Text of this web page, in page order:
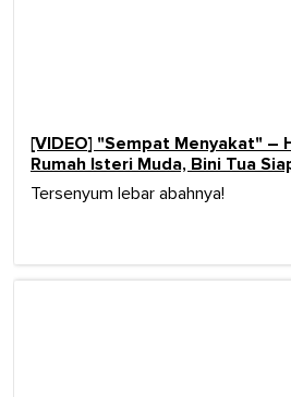
[VIDEO] "Sempat Menyakat" –
Rumah Isteri Muda, Bini Tua
Tersenyum lebar abahnya!